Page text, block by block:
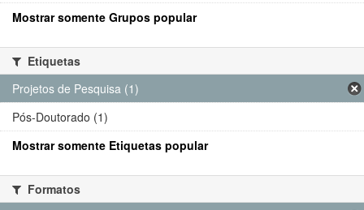
Mostrar somente Grupos popular
Etiquetas
Projetos de Pesquisa (1)
Pós-Doutorado (1)
Mostrar somente Etiquetas popular
Formatos